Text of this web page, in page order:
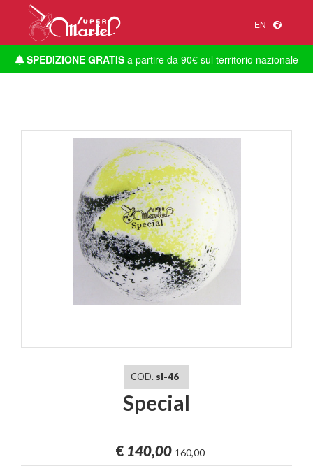
EN
SPEDIZIONE GRATISa partire da 90€ sul territorio nazionale
COD. sl-46
Special
€ 140,00 160,00